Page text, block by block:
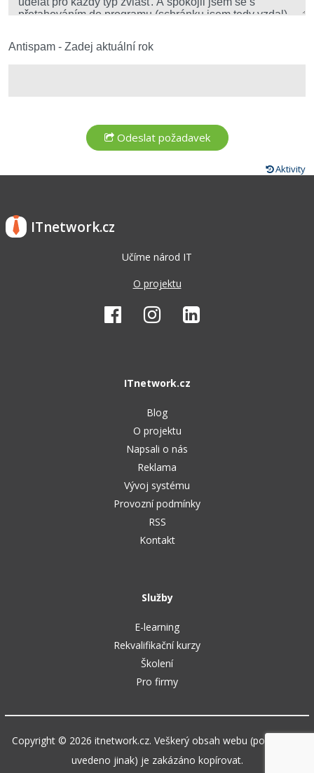
Antispam - Zadej aktuální rok
Aktivity
ITnetwork.cz
Učíme národ IT
O projektu
ITnetwork.cz
Blog
O projektu
Napsali o nás
Reklama
Vývoj systému
Provozní podmínky
RSS
Kontakt
Služby
E-learning
Rekvalifikační kurzy
Školení
Pro firmy
Copyright © 2026 itnetwork.cz. Veškerý obsah webu (pokud není
uvedeno jinak) je zakázáno kopírovat.